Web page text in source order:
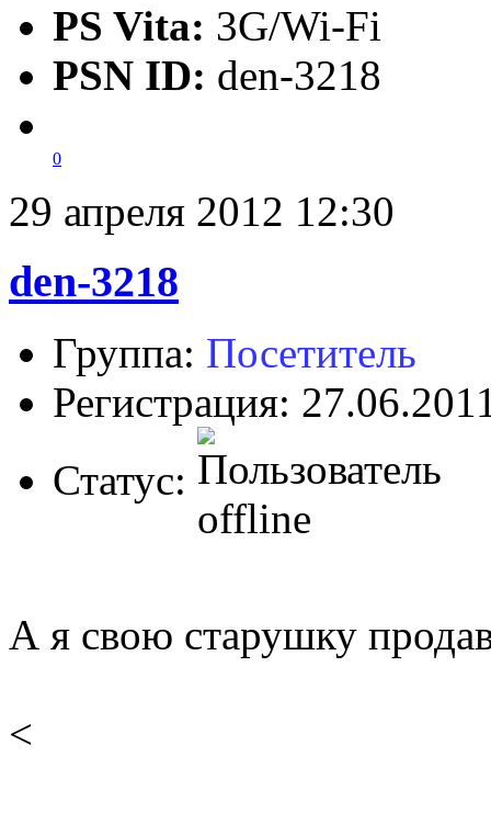
PS Vita: 3G/Wi-Fi
PSN ID: den-3218
0
29 апреля 2012 12:30
den-3218
Группа: Посетитель
Регистрация:
Статус:
А я свою старушку
<